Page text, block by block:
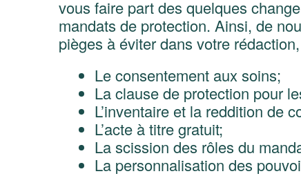
vous faire part des quelques
mandats de protection. Ainsi, de
pièges à éviter dans votre
Le consentement aux soins;
La clause de protection pour
L’inventaire et la reddition de
L’acte à titre gratuit;
La scission des rôles du
La personnalisation des